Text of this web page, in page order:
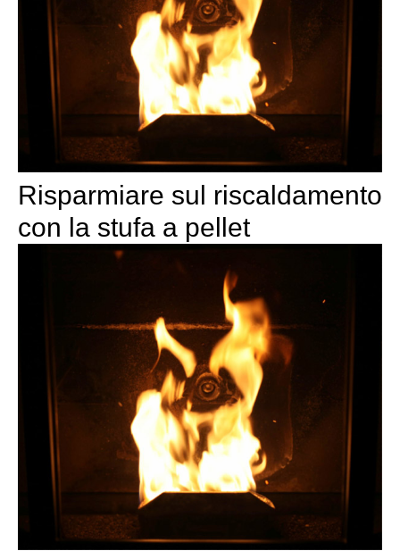
Risparmiare sul riscaldamento
con la stufa a pellet